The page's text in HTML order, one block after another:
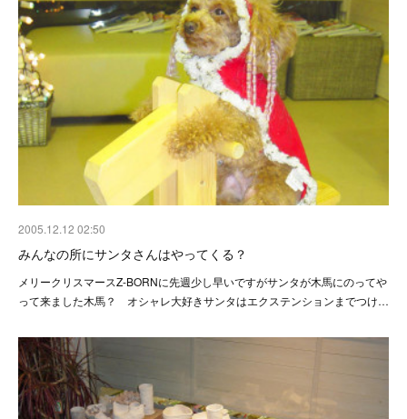
2005.12.12 02:50
みんなの所にサンタさんはやってくる？
メリークリスマースZ-BORNに先週少し早いですがサンタが木馬にのってや
って来ました木馬？ オシャレ大好きサンタはエクステンションまでつけ…